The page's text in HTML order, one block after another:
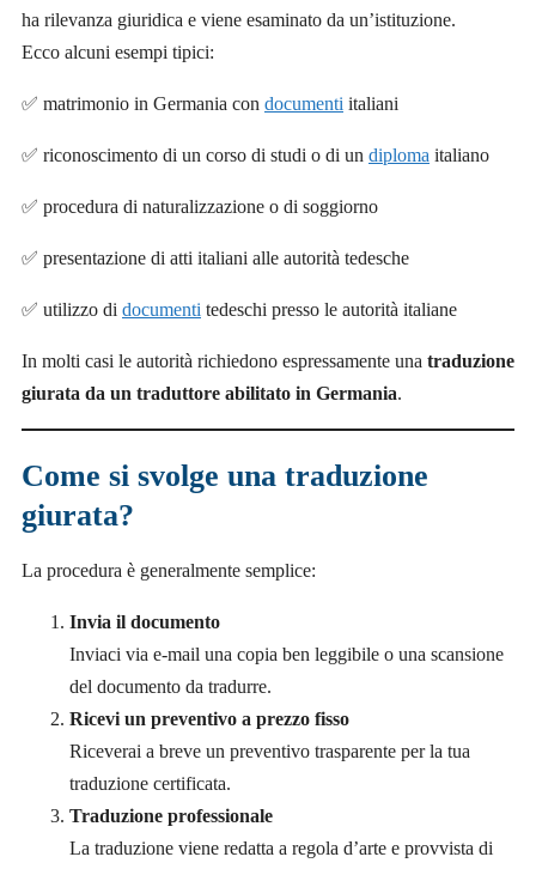
ha rilevanza giuridica e viene esaminato da un’istituzione.
Ecco alcuni esempi tipici:
✅ matrimonio in Germania con documenti italiani
✅ riconoscimento di un corso di studi o di un diploma italiano
✅ procedura di naturalizzazione o di soggiorno
✅ presentazione di atti italiani alle autorità tedesche
✅ utilizzo di documenti tedeschi presso le autorità italiane
In molti casi le autorità richiedono espressamente una traduzione
giurata da un traduttore abilitato in Germania.
Come si svolge una traduzione
giurata?
La procedura è generalmente semplice:
Invia il documento
Inviaci via e-mail una copia ben leggibile o una scansione
del documento da tradurre.
Ricevi un preventivo a prezzo fisso
Riceverai a breve un preventivo trasparente per la tua
traduzione certificata.
Traduzione professionale
La traduzione viene redatta a regola d’arte e provvista di